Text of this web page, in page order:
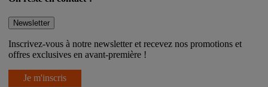
Newsletter
Inscrivez-vous à notre newsletter et recevez nos promotions et
offres exclusives en avant-première !
Je m'inscris